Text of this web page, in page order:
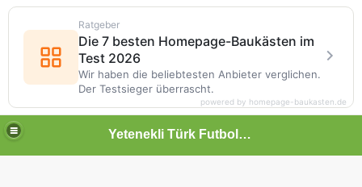
Yetenekli Türk Futbolcular
Ratgeber
Die 7 besten Homepage-Baukästen im
Test 2026
Wir haben die beliebtesten Anbieter verglichen.
Der Testsieger überrascht.
powered by homepage-baukasten.de